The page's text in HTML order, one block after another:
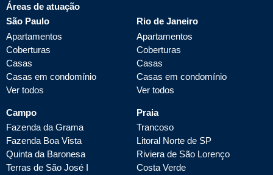
Áreas de atuação
São Paulo
Apartamentos
Coberturas
Casas
Casas em condomínio
Ver todos
Rio de Janeiro
Apartamentos
Coberturas
Casas
Casas em condomínio
Ver todos
Campo
Fazenda da Grama
Fazenda Boa Vista
Quinta da Baronesa
Terras de São José I
Praia
Trancoso
Litoral Norte de SP
Riviera de São Lorenço
Costa Verde